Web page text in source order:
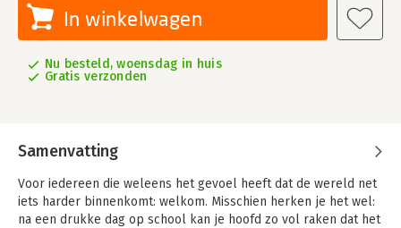
In winkelwagen
Nu besteld, woensdag in huis
Gratis verzonden
Samenvatting
Voor iedereen die weleens het gevoel heeft dat de wereld net
iets harder binnenkomt: welkom. Misschien herken je het wel:
na een drukke dag op school kan je hoofd zo vol raken dat het